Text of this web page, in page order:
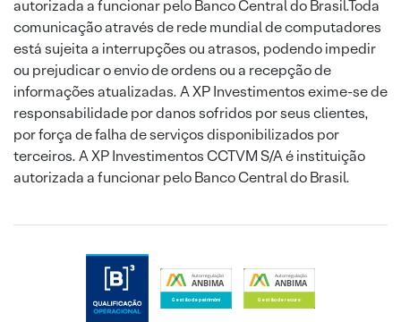
autorizada a funcionar pelo Banco Central do Brasil.Toda
comunicação através de rede mundial de computadores
está sujeita a interrupções ou atrasos, podendo impedir
ou prejudicar o envio de ordens ou a recepção de
informações atualizadas. A XP Investimentos exime-se de
responsabilidade por danos sofridos por seus clientes,
por força de falha de serviços disponibilizados por
terceiros. A XP Investimentos CCTVM S/A é instituição
autorizada a funcionar pelo Banco Central do Brasil.